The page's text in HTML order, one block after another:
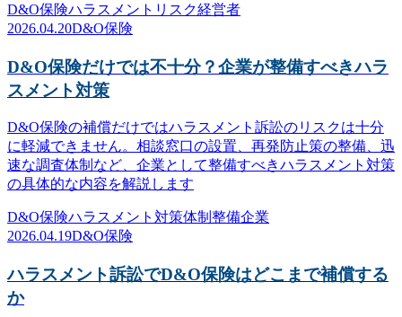
D&O保険ハラスメント リスク経営者
2026.04.20D&O保険
D&O保険だけでは不十分？企業が整備すべきハラ
スメント対策
D&O保険の補償だけではハラスメント訴訟のリスクは十分
に軽減できません。相談窓口の設置、再発防止策の整備、迅
速な調査体制など、企業として整備すべきハラスメント対策
の具体的な内容を解説します
D&O保険ハラスメント対策体制整備企業
2026.04.19D&O保険
ハラスメント訴訟でD&O保険はどこまで補償する
か